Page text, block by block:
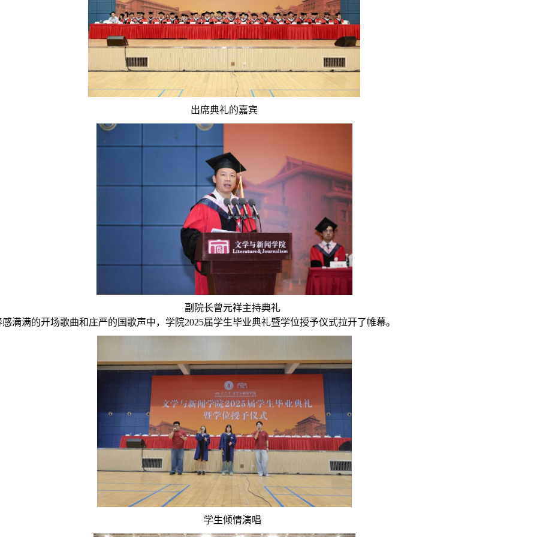
出席典礼的嘉宾
副院长曾元祥主持典礼
感满满的开场歌曲和庄严的国歌声中，学院2025届学生毕业典礼暨学位授予仪式拉开了帷幕。
学生倾情演唱